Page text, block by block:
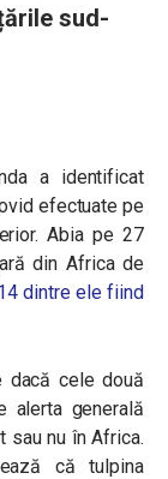
sud-
a identificat
efectuate pe
Abia pe 27
din Africa de
dintre ele fiind
dacă cele două
alerta generală
sau nu în Africa.
că tulpina